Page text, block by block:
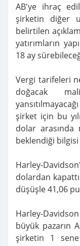
AB'ye ihraç
şirketin diğer
belirtilen
yatırımların
18 ay
Vergi tarifeleri
doğacak
şirket için bu
dolar arasında
beklendiği bilgisi
Harley-
dolardan
düşüşle 41,06
Harley-
büyük pazarın
şirketin 1